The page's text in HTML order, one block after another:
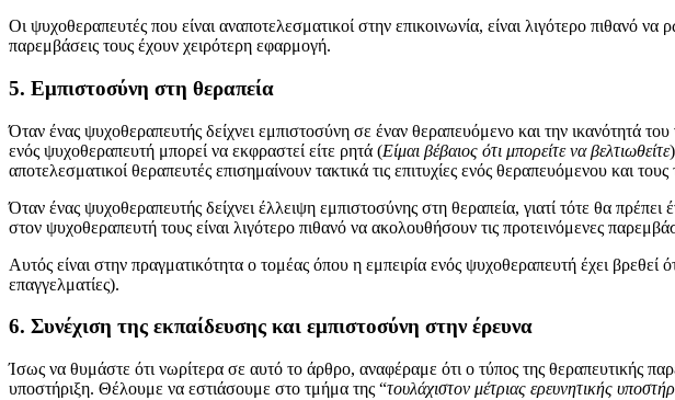
Οι ψυχοθεραπευτές που είναι αναποτελεσματικοί στην επικοινωνία, είναι λιγότερο πιθανό
παρεμβάσεις τους έχουν χειρότερη εφαρμογή.
5. Εμπιστοσύνη στη θεραπεία
Όταν ένας ψυχοθεραπευτής δείχνει εμπιστοσύνη σε έναν θεραπευόμενο και την ικανότητά
ενός ψυχοθεραπευτή μπορεί να εκφραστεί είτε ρητά (Είμαι βέβαιος ότι μπορείτε να βελτιωθείτε
αποτελεσματικοί θεραπευτές επισημαίνουν τακτικά τις επιτυχίες ενός θεραπευόμενου και
Όταν ένας ψυχοθεραπευτής δείχνει έλλειψη εμπιστοσύνης στη θεραπεία, γιατί τότε θα
στον ψυχοθεραπευτή τους είναι λιγότερο πιθανό να ακολουθήσουν τις προτεινόμενες
Αυτός είναι στην πραγματικότητα ο τομέας όπου η εμπειρία ενός ψυχοθεραπευτή έχει
επαγγελματίες).
6. Συνέχιση της εκπαίδευσης και εμπιστοσύνη στην έρευνα
Ίσως να θυμάστε ότι νωρίτερα σε αυτό το άρθρο, αναφέραμε ότι ο τύπος της θεραπευτικής
υποστήριξη. Θέλουμε να εστιάσουμε στο τμήμα της “τουλάχιστον μέτριας ερευνητικής